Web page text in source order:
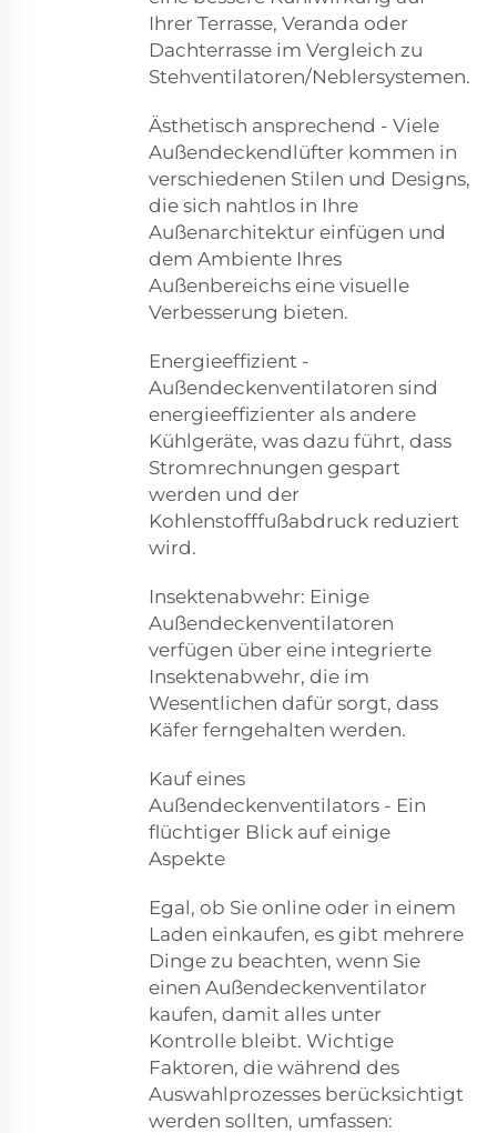
Ihrer Terrasse, Veranda oder
Dachterrasse im Vergleich zu
Stehventilatoren/Neblersystemen.
Ästhetisch ansprechend - Viele
Außendeckendlüfter kommen in
verschiedenen Stilen und Designs,
die sich nahtlos in Ihre
Außenarchitektur einfügen und
dem Ambiente Ihres
Außenbereichs eine visuelle
Verbesserung bieten.
Energieeffizient -
Außendeckenventilatoren sind
energieeffizienter als andere
Kühlgeräte, was dazu führt, dass
Stromrechnungen gespart
werden und der
Kohlenstofffußabdruck reduziert
wird.
Insektenabwehr: Einige
Außendeckenventilatoren
verfügen über eine integrierte
Insektenabwehr, die im
Wesentlichen dafür sorgt, dass
Käfer ferngehalten werden.
Kauf eines
Außendeckenventilators - Ein
flüchtiger Blick auf einige
Aspekte
Egal, ob Sie online oder in einem
Laden einkaufen, es gibt mehrere
Dinge zu beachten, wenn Sie
einen Außendeckenventilator
kaufen, damit alles unter
Kontrolle bleibt. Wichtige
Faktoren, die während des
Auswahlprozesses berücksichtigt
werden sollten, umfassen: